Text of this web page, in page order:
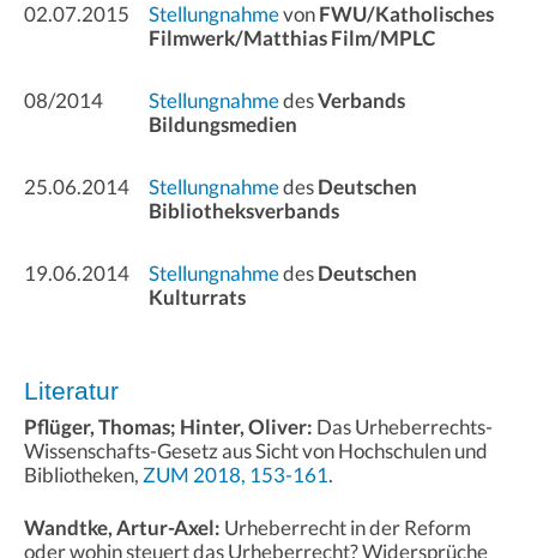
02.07.2015 StellungnahmevonFWU/Katholisches
Filmwerk/Matthias Film/MPLC
08/2014 StellungnahmedesVerbands
Bildungsmedien
25.06.2014 StellungnahmedesDeutschen
Bibliotheksverbands
19.06.2014 StellungnahmedesDeutschen
Kulturrats
Literatur
Pflüger, Thomas; Hinter, Oliver: Das Urheberrechts-
Wissenschafts-Gesetz aus Sicht von Hochschulen und
Bibliotheken,ZUM 2018, 153-161.
Wandtke, Artur-Axel: Urheberrecht in der Reform
oder wohin steuert das Urheberrecht? Widersprüche